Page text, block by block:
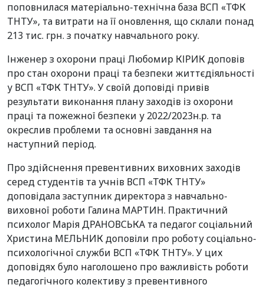
поповнилася матеріально-технічна база ВСП «ТФК
ТНТУ», та витрати на її оновлення, що склали понад
213 тис. грн. з початку навчального року.
Інженер з охорони праці Любомир КІРИК доповів
про стан охорони праці та безпеки життєдіяльності
у ВСП «ТФК ТНТУ». У своїй доповіді привів
результати виконання плану заходів із охорони
праці та пожежної безпеки у 2022/2023н.р. та
окреслив проблеми та основні завдання на
наступний період.
Про здійснення превентивних виховних заходів
серед студентів та учнів ВСП «ТФК ТНТУ»
доповідала заступник директора з навчально-
виховної роботи Галина МАРТИН. Практичний
психолог Марія ДРАНОВСЬКА та педагог соціальний
Христина МЕЛЬНИК доповіли про роботу соціально-
психологічної служби ВСП «ТФК ТНТУ». У цих
доповідях було наголошено про важливість роботи
педагогічного колективу з превентивного